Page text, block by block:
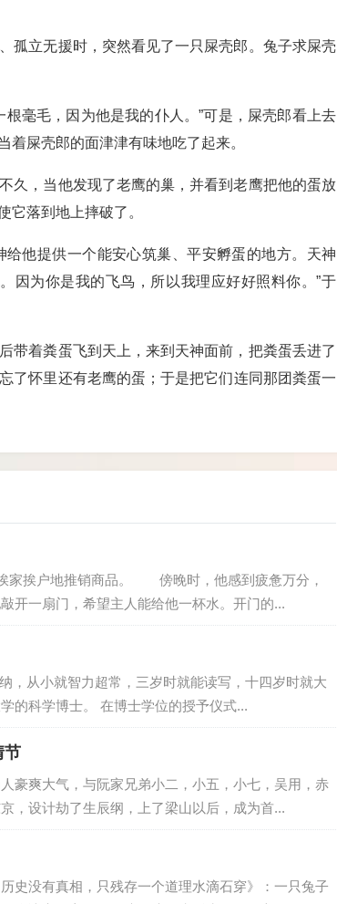
孤立无援时，突然看见了一只屎壳郎。兔子求屎壳
毫毛，因为他是我的仆人。”可是，屎壳郎看上去
屎壳郎的面津津有味地吃了起来。
久，当他发现了老鹰的巢，并看到老鹰把他的蛋放
它落到地上摔破了。
他提供一个能安心筑巢、平安孵蛋的地方。天神
因为你是我的飞鸟，所以我理应好好照料你。”于
带着粪蛋飞到天上，来到天神面前，把粪蛋丢进了
了怀里还有老鹰的蛋；于是把它们连同那团粪蛋一
家挨户地推销商品。 傍晚时，他感到疲惫万分，
开一扇门，希望主人能给他一杯水。开门的...
，从小就智力超常，三岁时就能读写，十四岁时就大
的科学博士。 在博士学位的授予仪式...
节
豪爽大气，与阮家兄弟小二，小五，小七，吴用，赤
，设计劫了生辰纲，上了梁山以后，成为首...
史没有真相，只残存一个道理水滴石穿》：一只兔子